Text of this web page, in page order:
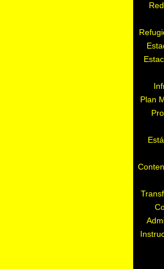
Plan